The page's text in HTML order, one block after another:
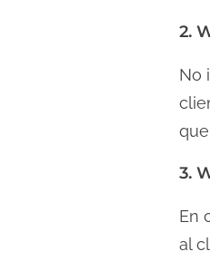
2.
No
3.
En
al